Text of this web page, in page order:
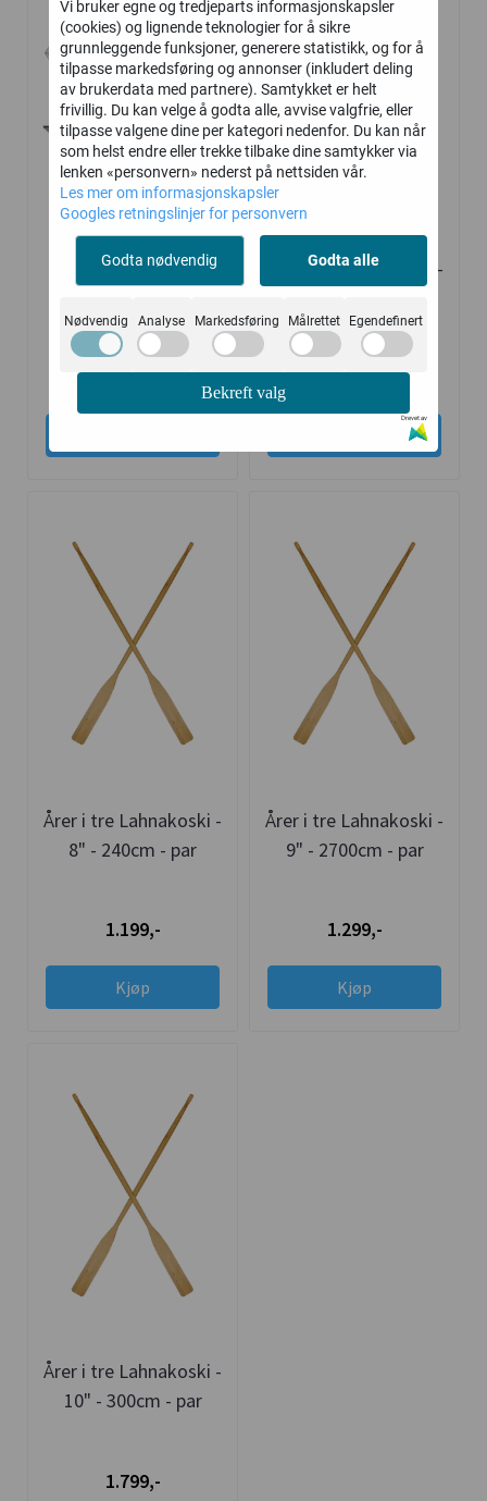
Kimple 300 Catch -
aluminiumsbåt
24.990,-
Årer i tre Lahnakoski -
999,-
Årer i tre Lahnakoski -
8" - 240cm - par
1.199,-
Kjøp
Årer i tre Lahnakoski -
9" - 2700cm - par
1.299,-
Kjøp
Årer i tre Lahnakoski -
10" - 300cm - par
1.799,-
Vi bruker egne og tredjeparts informasjonskapsler
(cookies) og lignende teknologier for å sikre
grunnleggende funksjoner, generere statistikk, og for å
tilpasse markedsføring og annonser (inkludert deling
av brukerdata med partnere). Samtykket er helt
frivillig. Du kan velge å godta alle, avvise valgfrie, eller
tilpasse valgene dine per kategori nedenfor. Du kan når
som helst endre eller trekke tilbake dine samtykker via
lenken «personvern» nederst på nettsiden vår.
Les mer om informasjonskapsler
Googles retningslinjer for personvern
Godta nødvendig Godta alle
Nødvendig Analyse Markedsføring Målrettet Egendefinert
Bekreft valg
Drevet av